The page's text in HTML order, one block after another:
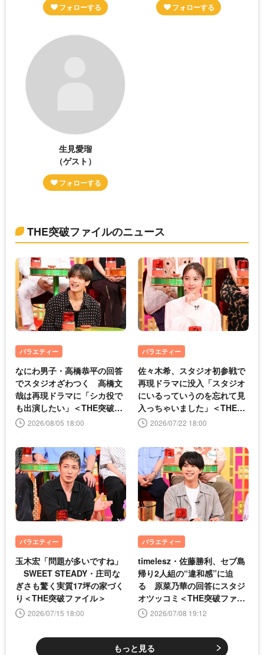
生見愛瑠
（ゲスト）
THE突破ファイルのニュース
バラエティー
なにわ男子・高橋恭平の回答
でスタジオざわつく 高橋文
哉は再現ドラマに「シカ役で
も出演したい」＜THE突破フ
ァイル＞
2026/08/05 18:00
バラエティー
佐々木希、スタジオ初参戦で
再現ドラマに没入「スタジオ
にいるっていうのを忘れて見
入っちゃいました」＜THE突
破ファイル＞
2026/07/22 18:00
バラエティー
玉木宏「問題が多いですね」
SWEET STEADY・庄司な
ぎさも驚く実質17坪の家づく
り＜THE突破ファイル＞
2026/07/15 18:00
バラエティー
timelesz・佐藤勝利、セブ島
帰り2人組の“違和感”に迫
る 原菜乃華の回答にスタジ
オツッコミ＜THE突破ファイ
ル＞2026/07/08 19:12
もっと見る